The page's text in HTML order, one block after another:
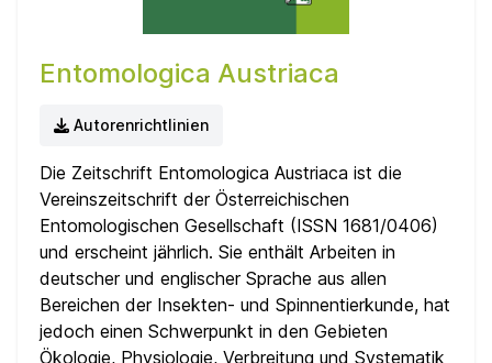
Entomologica Austriaca
Autorenrichtlinien
Die Zeitschrift Entomologica Austriaca ist die
Vereinszeitschrift der Österreichischen
Entomologischen Gesellschaft (ISSN 1681/0406)
und erscheint jährlich. Sie enthält Arbeiten in
deutscher und englischer Sprache aus allen
Bereichen der Insekten- und Spinnentierkunde, hat
jedoch einen Schwerpunkt in den Gebieten
Ökologie, Physiologie, Verbreitung und Systematik